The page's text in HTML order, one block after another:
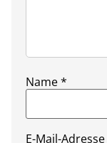
Name*
E-Mail-Adresse